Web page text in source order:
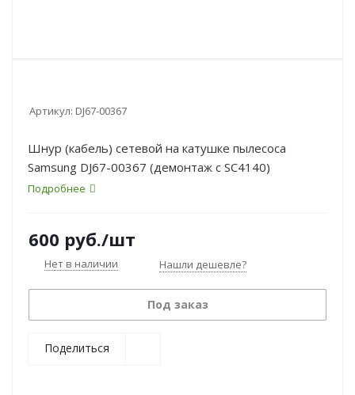
Артикул: DJ67-00367
Шнур (кабель) сетевой на катушке пылесоса
Samsung DJ67-00367 (демонтаж с SC4140)
Подробнее
600 руб./шт
Нет в наличии Нашли дешевле?
Под заказ
Поделиться